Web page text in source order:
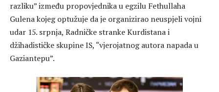
razliku” između propovjednika u egzilu Fethullaha
Gulena kojeg optužuje da je organizirao neuspjeli vojni
udar 15. srpnja, Radničke stranke Kurdistana i
džihadističke skupine IS, “vjerojatnog autora napada u
Gaziantepu”.